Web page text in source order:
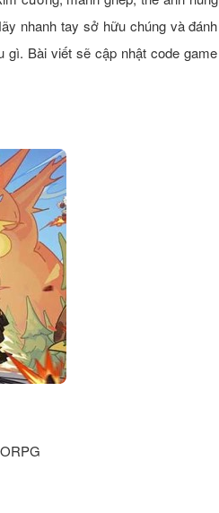
nhanh tay sở hữu chúng và đánh
gì. Bài viết sẽ cập nhật code game